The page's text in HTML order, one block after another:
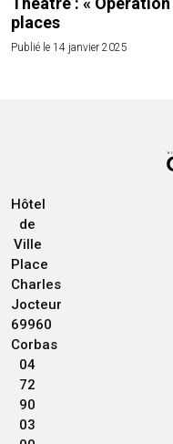
places
Publié le 14 janvier 2025
Hôtel
de
Ville
Place
Charles
Jocteur
69960
Corbas
04
72
90
03